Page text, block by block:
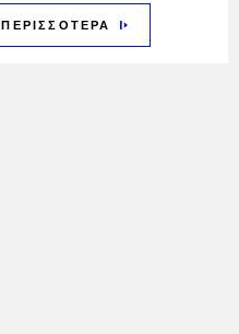
ΠΕΡΙΣΣΟΤΕΡΑ